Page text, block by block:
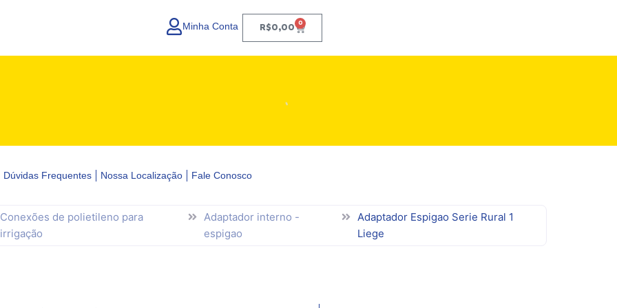
Minha Conta R$0,00 0
Carrinho
Dúvidas Frequentes Nossa Localização Fale Conosco
Conexões de polietileno para
irrigação
Adaptador interno -
espigao
Adaptador Espigao Serie Rural 1
Liege